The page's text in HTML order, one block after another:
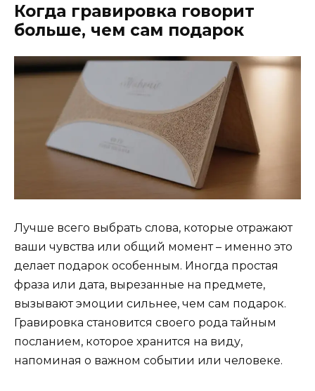
Когда гравировка говорит
больше, чем сам подарок
Лучше всего выбрать слова, которые отражают
ваши чувства или общий момент – именно это
делает подарок особенным. Иногда простая
фраза или дата, вырезанные на предмете,
вызывают эмоции сильнее, чем сам подарок.
Гравировка становится своего рода тайным
посланием, которое хранится на виду,
напоминая о важном событии или человеке.